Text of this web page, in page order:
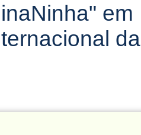
em
da